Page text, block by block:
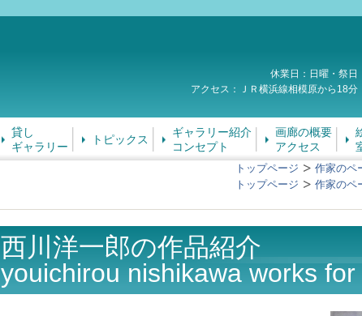
休業日：日曜・祭日
アクセス：ＪＲ横浜線相模原から18分
貸し
ギャラリー
トピックス
ギャラリー紹介
コンセプト
画廊の概要
アクセス
トップページ 作家のペ
トップページ
作家のペ
西川洋一郎の作品紹介
youichirou nishikawa works for